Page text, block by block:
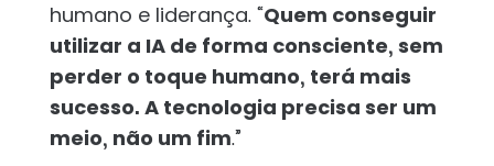
humano e liderança. “Quem conseguir
utilizar a IA de forma consciente, sem
perder o toque humano, terá mais
sucesso. A tecnologia precisa ser um
meio, não um fim.”